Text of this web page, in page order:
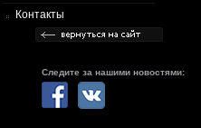
Контакты
Следите за нашими новостями: